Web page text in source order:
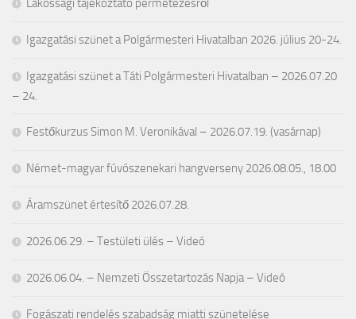
Lakossági tájékoztató permetezésről
Igazgatási szünet a Polgármesteri Hivatalban 2026. július 20-24.
Igazgatási szünet a Táti Polgármesteri Hivatalban – 2026.07.20
– 24.
Festőkurzus Simon M. Veronikával – 2026.07.19. (vasárnap)
Német-magyar fúvószenekari hangverseny 2026.08.05., 18.00
Áramszünet értesítő 2026.07.28.
2026.06.29. – Testületi ülés – Videó
2026.06.04. – Nemzeti Összetartozás Napja – Videó
Fogászati rendelés szabadság miatti szünetelése